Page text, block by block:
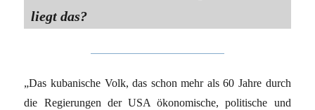
liegt das?
„Das kubanische Volk, das schon mehr als 60 Jahre durch
die Regierungen der USA ökonomische, politische und